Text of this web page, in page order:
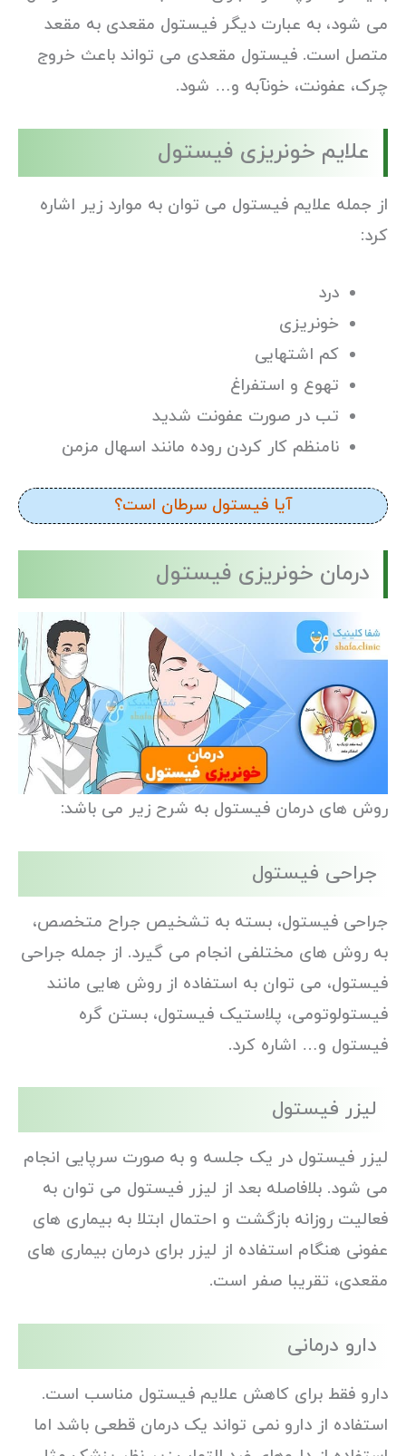
می شود، به عبارت دیگر فیستول مقعدی به مقعد
متصل است. فیستول مقعدی می تواند باعث خروج
چرک، عفونت، خونآبه و… شود.
علایم خونریزی فیستول
از جمله علایم فیستول می توان به موارد زیر اشاره
کرد:
درد
خونریزی
کم اشتهایی
تهوع و استفراغ
تب در صورت عفونت شدید
نامنظم کار کردن روده مانند اسهال مزمن
آیا فیستول سرطان است؟
درمان خونریزی فیستول
روش های درمان فیستول به شرح زیر می باشد:
جراحی فیستول
جراحی فیستول، بسته به تشخیص جراح متخصص،
به روش های مختلفی انجام می گیرد. از جمله جراحی
فیستول، می توان به استفاده از روش هایی مانند
فیستولوتومی، پلاستیک فیستول، بستن گره
فیستول و… اشاره کرد.
لیزر فیستول
لیزر فیستول در یک جلسه و به صورت سرپایی انجام
می شود. بلافاصله بعد از لیزر فیستول می توان به
فعالیت روزانه بازگشت و احتمال ابتلا به بیماری های
عفونی هنگام استفاده از لیزر برای درمان بیماری های
مقعدی، تقریبا صفر است.
دارو درمانی
دارو فقط برای کاهش علایم فیستول مناسب است.
استفاده از دارو نمی تواند یک درمان قطعی باشد اما